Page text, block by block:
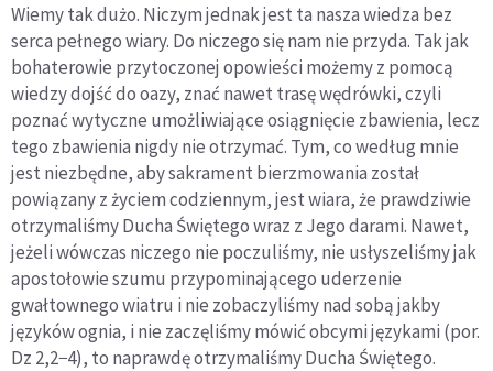
Wiemy tak dużo. Niczym jednak jest ta nasza wiedza bez
serca pełnego wiary. Do niczego się nam nie przyda. Tak jak
bohaterowie przytoczonej opowieści możemy z pomocą
wiedzy dojść do oazy, znać nawet trasę wędrówki, czyli
poznać wytyczne umożliwiające osiągnięcie zbawienia, lecz
tego zbawienia nigdy nie otrzymać. Tym, co według mnie
jest niezbędne, aby sakrament bierzmowania został
powiązany z życiem codziennym, jest wiara, że prawdziwie
otrzymaliśmy Ducha Świętego wraz z Jego darami. Nawet,
jeżeli wówczas niczego nie poczuliśmy, nie usłyszeliśmy jak
apostołowie szumu przypominającego uderzenie
gwałtownego wiatru i nie zobaczyliśmy nad sobą jakby
języków ognia, i nie zaczęliśmy mówić obcymi językami (por.
Dz 2,2−4), to naprawdę otrzymaliśmy Ducha Świętego.